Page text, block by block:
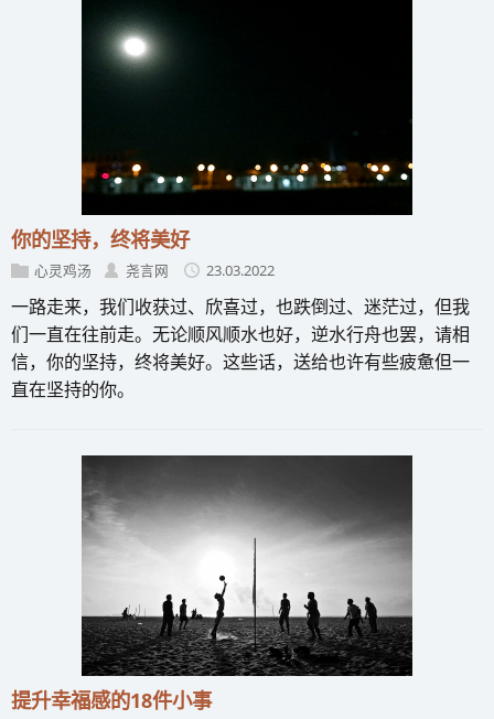
你的坚持，终将美好
心灵鸡汤 尧言网 23.03.2022
一路走来，我们收获过、欣喜过，也跌倒过、迷茫过，但我
们一直在往前走。无论顺风顺水也好，逆水行舟也罢，请相
信，你的坚持，终将美好。这些话，送给也许有些疲惫但一
直在坚持的你。
提升幸福感的18件小事